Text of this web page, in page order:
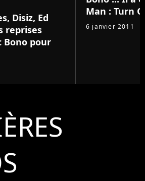
Disiz, Ed
reprises
Bono pour
Man : Turn
6 janvier 2011